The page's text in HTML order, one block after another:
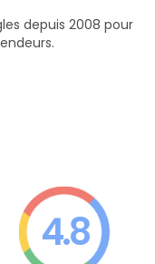
depuis 2008 pour
4.8